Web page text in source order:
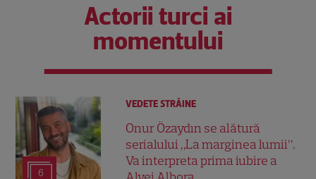
Actorii turci ai
momentului
6
VEDETE STRĂINE
Onur Özaydın se alătură
serialului „La marginea lumii”.
Va interpreta prima iubire a